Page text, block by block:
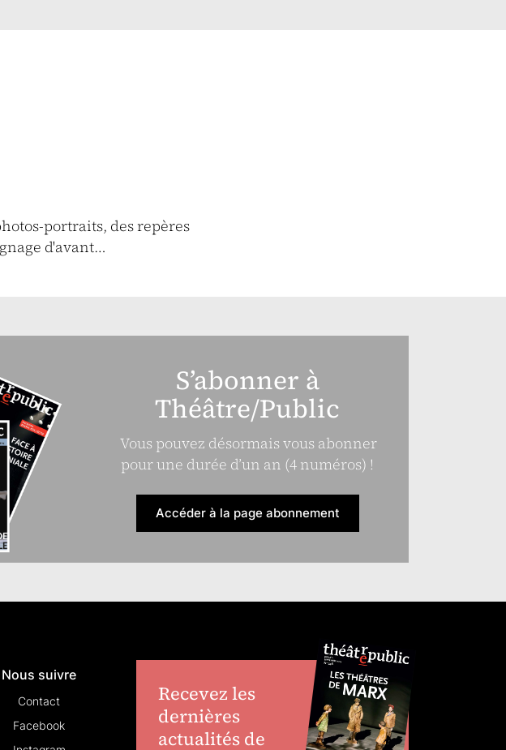
portraits, des repères
d'avant…
S’abonner à
Théâtre/Public
Vous pouvez désormais vous abonner
pour une durée d’un an (4 numéros) !
Accéder à la page abonnement
Nous suivre
Contact
Facebook
Recevez les
dernières
actualités de